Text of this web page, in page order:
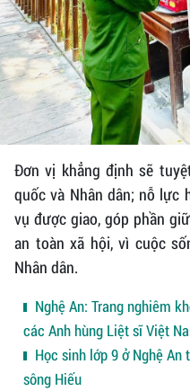
Đơn vị khẳng định sẽ
quốc và Nhân dân; nỗ lực
vụ được giao, góp phần
an toàn xã hội, vì cuộc
Nhân dân.
Nghệ An: Trang nghiêm
các Anh hùng Liệt sĩ Việt
Học sinh lớp 9 ở Nghệ
sông Hiếu